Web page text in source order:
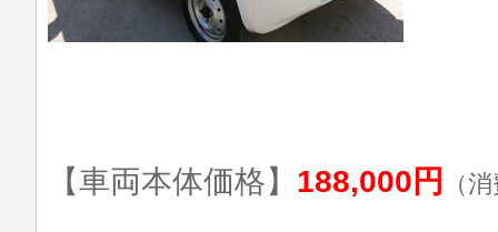
【車両本体価格】 188,000円 （